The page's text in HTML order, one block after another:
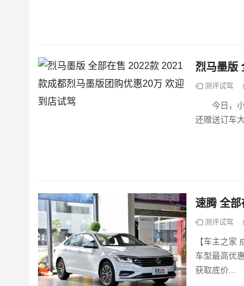
烈马墨版
测评试驾
今日，小
还赠送订车
测评试驾
【车主之家
车型最高优惠达
获取底价...